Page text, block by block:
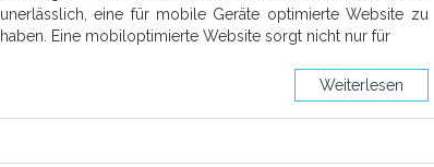
unerlässlich, eine für mobile Geräte optimierte Website zu
haben. Eine mobiloptimierte Website sorgt nicht nur für
Weiterlesen